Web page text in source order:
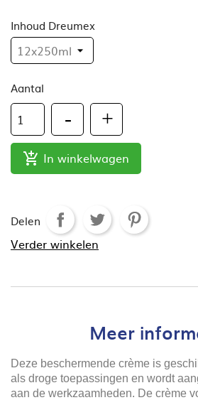
Inhoud Dreumex
Aantal
 In winkelwagen
Delen
Verder winkelen
Meer
Deze beschermende crème is
als droge toepassingen en wordt
aan de werkzaamheden. De crème